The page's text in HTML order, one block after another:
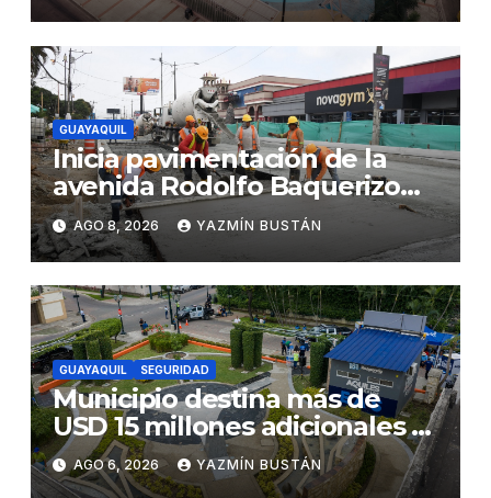
GUAYAQUIL
Inicia pavimentación de la
avenida Rodolfo Baquerizo
Nazur como parte de la
Renovación Urbana
AGO 8, 2026 YAZMÍN BUSTÁN
GUAYAQUIL SEGURIDAD
Municipio destina más de
USD 15 millones adicionales a
SEGURA EP para fortalecer la
seguridad ciudadana
AGO 6, 2026 YAZMÍN BUSTÁN